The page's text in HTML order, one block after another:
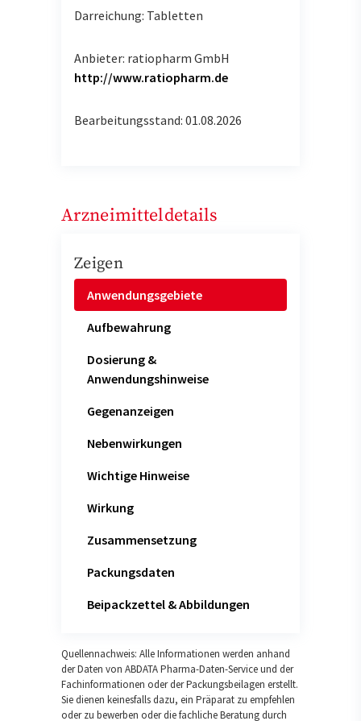
Darreichung: Tabletten
Anbieter: ratiopharm GmbH
http://www.ratiopharm.de
Bearbeitungsstand: 01.08.2026
Arzneimitteldetails
Zeigen
Anwendungsgebiete
Aufbewahrung
Dosierung &
Anwendungshinweise
Gegenanzeigen
Nebenwirkungen
Wichtige Hinweise
Wirkung
Zusammensetzung
Packungsdaten
Beipackzettel & Abbildungen
Quellennachweis: Alle Informationen werden anhand
der Daten von ABDATA Pharma-Daten-Service und der
Fachinformationen oder der Packungsbeilagen erstellt.
Sie dienen keinesfalls dazu, ein Präparat zu empfehlen
oder zu bewerben oder die fachliche Beratung durch